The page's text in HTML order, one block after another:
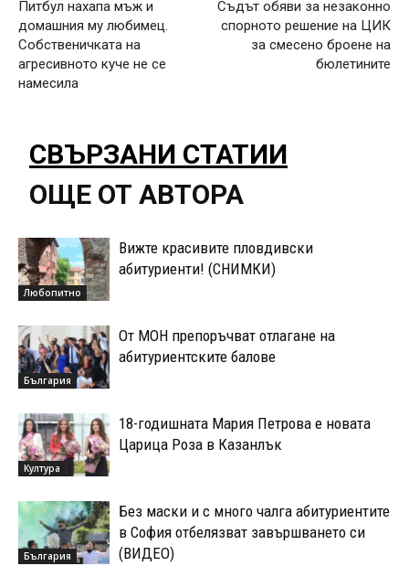
Питбул нахапа мъж и
домашния му любимец.
Собственичката на
агресивното куче не се
намесила
Съдът обяви за незаконно
спорното решение на ЦИК
за смесено броене на
бюлетините
СВЪРЗАНИ СТАТИИ
ОЩЕ ОТ АВТОРА
Любопитно
Вижте красивите пловдивски
абитуриенти! (СНИМКИ)
България
От МОН препоръчват отлагане на
абитуриентските балове
Култура
18-годишната Мария Петрова е новата
Царица Роза в Казанлък
България
Без маски и с много чалга абитуриентите
в София отбелязват завършването си
(ВИДЕО)